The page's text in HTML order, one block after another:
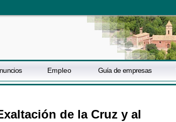
Empleo Guía de empresas
de la Cruz y al